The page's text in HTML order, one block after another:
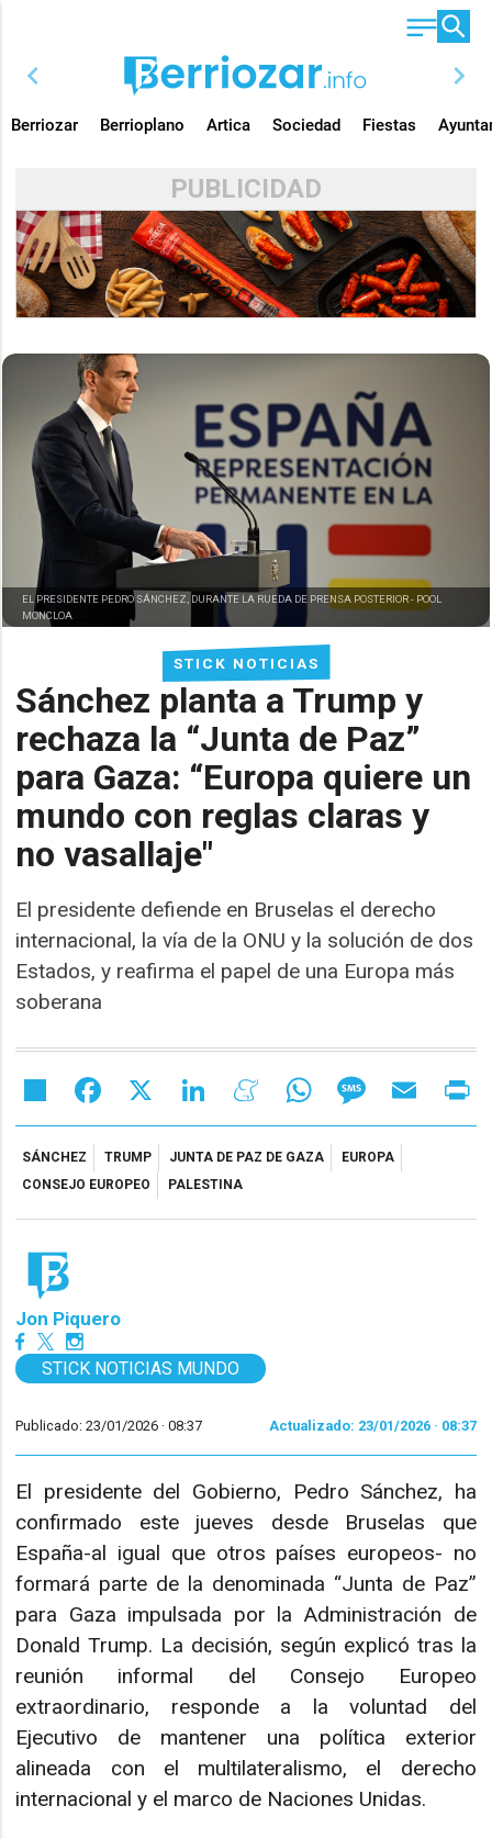
chevron_left chevron_right
Berriozar Berrioplano Artica Sociedad Fiestas
PUBLICIDAD
STICK NOTICIAS
Sánchez planta a Trump y
rechaza la “Junta de Paz”
para Gaza: “Europa quiere un
mundo con reglas claras y
no vasallaje"
El presidente defiende en Bruselas el derecho
internacional, la vía de la ONU y la solución de dos
Estados, y reafirma el papel de una Europa más
soberana
EL PRESIDENTE PEDRO SÁNCHEZ, DURANTE LA RUEDA DE PRENSA POSTERIOR - POOL
MONCLOA
Share Facebook LinkedIn MeneameWhatsAppMessageEmail
SÁNCHEZ TRUMP JUNTA DE PAZ DE GAZA
EUROPA
CONSEJO EUROPEO
PALESTINA
Jon Piquero
STICK NOTICIAS MUNDO
Publicado: 23/01/2026 ·08:37 Actualizado: 23/01/2026 · 08:37
El presidente del Gobierno, Pedro Sánchez, ha
confirmado este jueves desde Bruselas que
España-al igual que otros países europeos- no
formará parte de la denominada “Junta de Paz”
para Gaza impulsada por la Administración de
Donald Trump. La decisión, según explicó tras la
reunión informal del Consejo Europeo
extraordinario, responde a la voluntad del
Ejecutivo de mantener una política exterior
alineada con el multilateralismo, el derecho
internacional y el marco de Naciones Unidas.